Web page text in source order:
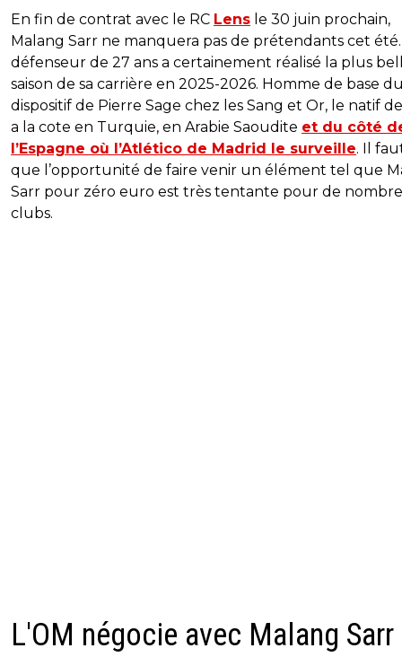
En fin de contrat avec le RC Lens le 30 juin prochain,
Malang Sarr ne manquera pas de prétendants cet
défenseur de 27 ans a certainement réalisé la plus
saison de sa carrière en 2025-2026. Homme de base
dispositif de Pierre Sage chez les Sang et Or, le natif
a la cote en Turquie, en Arabie Saoudite et du côté
l’Espagne où l’Atlético de Madrid le surveille. Il
que l’opportunité de faire venir un élément tel que
Sarr pour zéro euro est très tentante pour de
clubs.
L'OM négocie avec Malang Sarr